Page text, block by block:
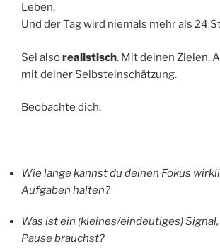
Leben.
Und der Tag wird niemals mehr als 24
Sei alsorealistisch. Mit deinen Zielen.
mit deiner Selbsteinschätzung.
Beobachte dich:
Wie lange kannst du deinen Fokus
Aufgaben halten?
Was ist ein (kleines/eindeutiges)
Pause brauchst?